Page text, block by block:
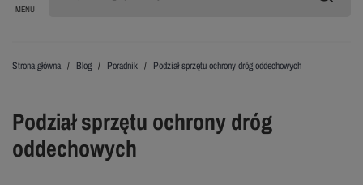
MENU
Strona główna Blog Poradnik Podział sprzętu ochrony dróg oddechowych
Podział sprzętu ochrony dróg
oddechowych